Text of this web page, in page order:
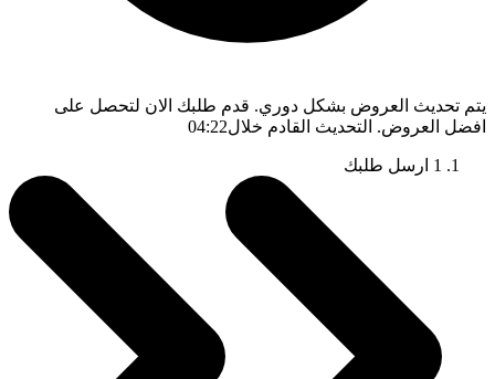
يتم تحديث العروض بشكل دوري. قدم طلبك الان لتحصل على
افضل العروض. التحديث القادم خلال04:21
1 ارسل طلبك